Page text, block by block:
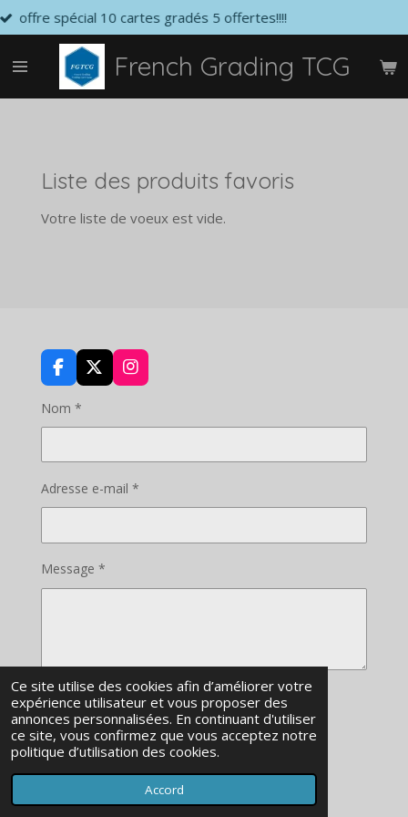
Ce site utilise des cookies afin d’améliorer votre
expérience utilisateur et vous proposer des
annonces personnalisées. En continuant d'utiliser
ce site, vous confirmez que vous acceptez notre
politique d’utilisation des cookies.
Accord
Passer
au
contenu
French Grading TCG
10 cartes gradés 5 offertes!!!!
Liste des produits favoris
Votre liste de voeux est vide.
F
a
c
e
k
X
I
n
t
a
m
Nom *
Adresse e-mail *
Message *
Envoyer le formulaire
© 2023 - 2026 French Grading TCG